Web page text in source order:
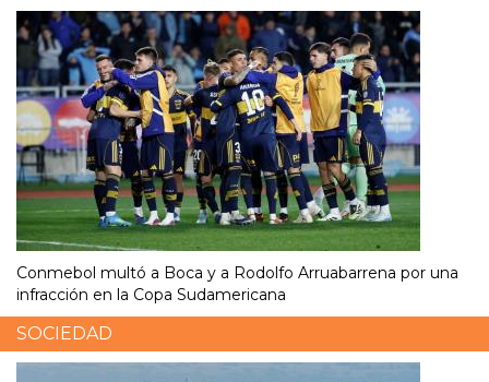
Conmebol multó a Boca y a Rodolfo Arruabarrena por una
infracción en la Copa Sudamericana
SOCIEDAD